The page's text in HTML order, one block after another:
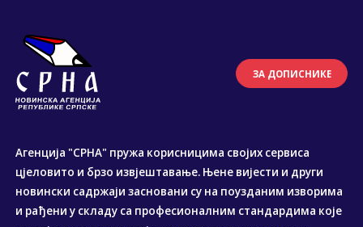
ЗА ДОПИСНИКЕ
Агенција "СРНА" пружа корисницима својих сервиса
цјеловито и брзо извјештавање. Њене вијести и други
новински садржаји засновани су на поузданим изворима
и рађени у складу са професионалним стандардима које